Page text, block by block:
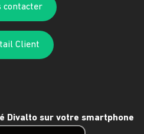
contacter
Client
Divalto sur votre smartphone